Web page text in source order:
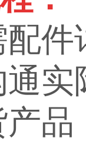
实
产品